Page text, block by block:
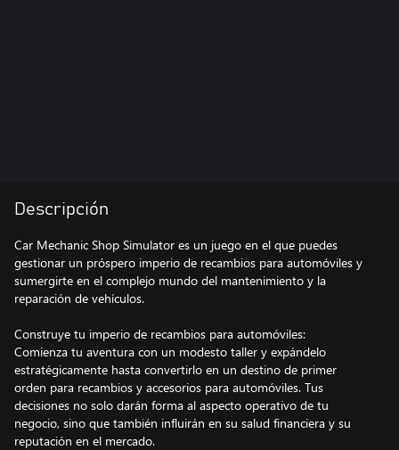
Descripción
Car Mechanic Shop Simulator es un juego en el que puedes
gestionar un próspero imperio de recambios para automóviles y
sumergirte en el complejo mundo del mantenimiento y la
reparación de vehículos.
Construye tu imperio de recambios para automóviles:
Comienza tu aventura con un modesto taller y expándelo
estratégicamente hasta convertirlo en un destino de primer
orden para recambios y accesorios para automóviles. Tus
decisiones no solo darán forma al aspecto operativo de tu
negocio, sino que también influirán en su salud financiera y su
reputación en el mercado.